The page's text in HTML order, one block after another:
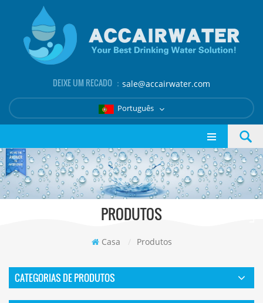
DEIXE UM RECADO ： sale@accairwater.com
Português
PRODUTOS
Casa / Produtos
CATEGORIAS DE PRODUTOS